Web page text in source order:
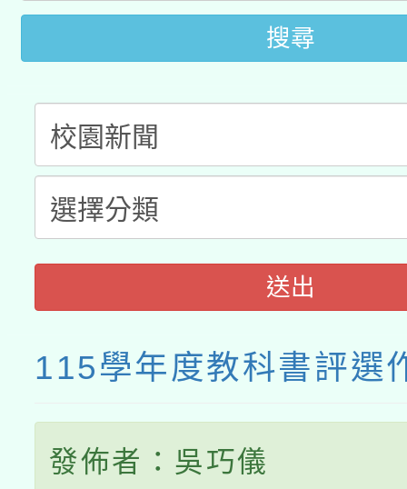
年度COVID-19疫苗接
接種之民眾」措施，延
月28日止
搜尋
送出
115學年度教科書評選
發佈者：吳巧儀